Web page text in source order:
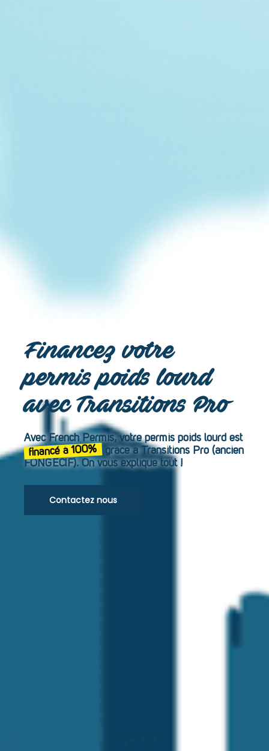
Financez votre
permis poids lourd
avec Transitions Pro
Avec French Permis, votre permis poids lourd est
financé à 100% grâce à Transitions Pro (ancien
FONGECIF). On vous explique tout !
Contactez nous